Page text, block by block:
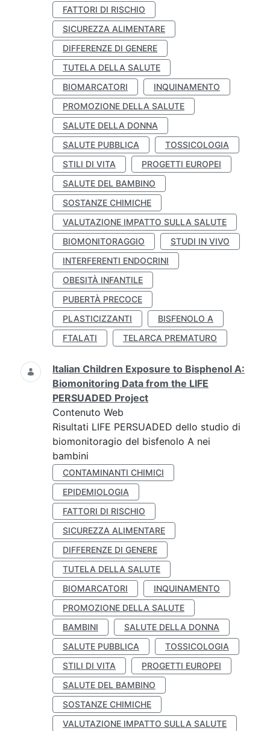
FATTORI DI RISCHIO
SICUREZZA ALIMENTARE
DIFFERENZE DI GENERE
TUTELA DELLA SALUTE
BIOMARCATORI
INQUINAMENTO
PROMOZIONE DELLA SALUTE
SALUTE DELLA DONNA
SALUTE PUBBLICA
TOSSICOLOGIA
STILI DI VITA
PROGETTI EUROPEI
SALUTE DEL BAMBINO
SOSTANZE CHIMICHE
VALUTAZIONE IMPATTO SULLA SALUTE
BIOMONITORAGGIO
STUDI IN VIVO
INTERFERENTI ENDOCRINI
OBESITÀ INFANTILE
PUBERTÀ PRECOCE
PLASTICIZZANTI
BISFENOLO A
FTALATI
TELARCA PREMATURO
Italian Children Exposure to Bisphenol A:
Biomonitoring Data from the LIFE
PERSUADED Project
Contenuto Web
Risultati LIFE PERSUADED dello studio di
biomonitoragio del bisfenolo A nei
bambini
CONTAMINANTI CHIMICI
EPIDEMIOLOGIA
FATTORI DI RISCHIO
SICUREZZA ALIMENTARE
DIFFERENZE DI GENERE
TUTELA DELLA SALUTE
BIOMARCATORI
INQUINAMENTO
PROMOZIONE DELLA SALUTE
BAMBINI
SALUTE DELLA DONNA
SALUTE PUBBLICA
TOSSICOLOGIA
STILI DI VITA
PROGETTI EUROPEI
SALUTE DEL BAMBINO
SOSTANZE CHIMICHE
VALUTAZIONE IMPATTO SULLA SALUTE